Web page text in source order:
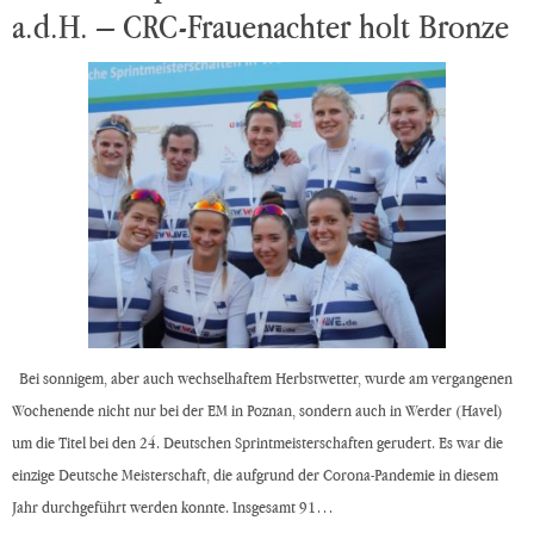
a.d.H. – CRC-Frauenachter holt Bronze
Bei sonnigem, aber auch wechselhaftem Herbstwetter, wurde am vergangenen
Wochenende nicht nur bei der EM in Poznan, sondern auch in Werder (Havel)
um die Titel bei den 24. Deutschen Sprintmeisterschaften gerudert. Es war die
einzige Deutsche Meisterschaft, die aufgrund der Corona-Pandemie in diesem
Jahr durchgeführt werden konnte. Insgesamt 91…